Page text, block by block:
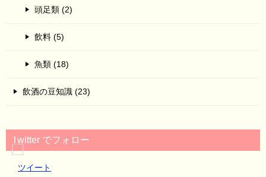
頭足類 (2)
飲料 (5)
魚類 (18)
飲酒の豆知識 (23)
Twitter でフォロー
ツイート